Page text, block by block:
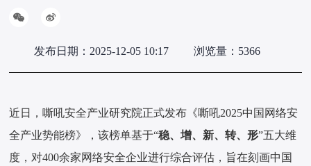
发布日期：2025-12-05 10:17 浏览量：5366
近日，嘶吼安全产业研究院正式发布《嘶吼2025中国网络安
全产业势能榜》，该榜单基于“稳、增、新、转、形”五大维
度，对400余家网络安全企业进行综合评估，旨在刻画中国